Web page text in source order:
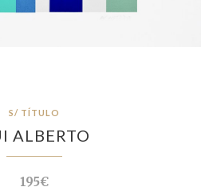
S/ TÍTULO
ALBERTO
195€